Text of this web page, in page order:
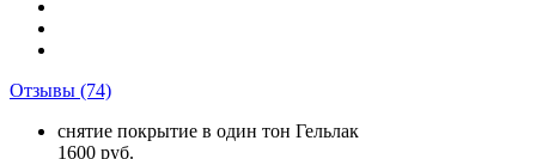
Отзывы (74)
снятие покрытие в один тон Гельлак
1600 руб.